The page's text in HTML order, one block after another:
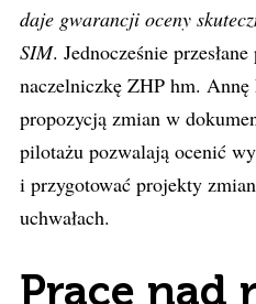
daje gwarancji oceny
SIM. Jednocześnie
naczelniczkę ZHP hm. Annę
propozycją zmian w
pilotażu pozwalają ocenić
i przygotować projekty
uchwałach.
Prace nad